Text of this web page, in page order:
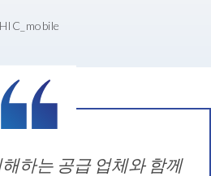
하는 공급 업체와 함께